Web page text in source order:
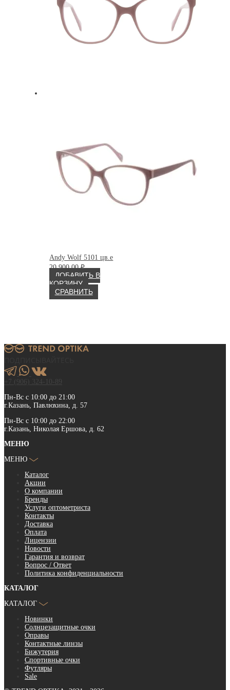
Andy Wolf 5101 цв.e
20 900.00₽
ДОБАВИТЬ В
КОРЗИНУ
СРАВНИТЬ
+7 (906) 324-10-89
Пн-Вс с 10:00 до 21:00
г.Казань, Павлюхина, д. 57
Пн-Вс с 10:00 до 22:00
г.Казань, Николая Ершова, д. 62
МЕНЮ
МЕНЮ
Каталог
Акции
О компании
Бренды
Услуги оптометриста
Контакты
Доставка
Оплата
Лицензии
Новости
Гарантия и возврат
Вопрос / Ответ
Политика конфиденциальности
КАТАЛОГ
КАТАЛОГ
Новинки
Солнцезащитные очки
Оправы
Контактные линзы
Бижутерия
Спортивные очки
Футляры
Sale